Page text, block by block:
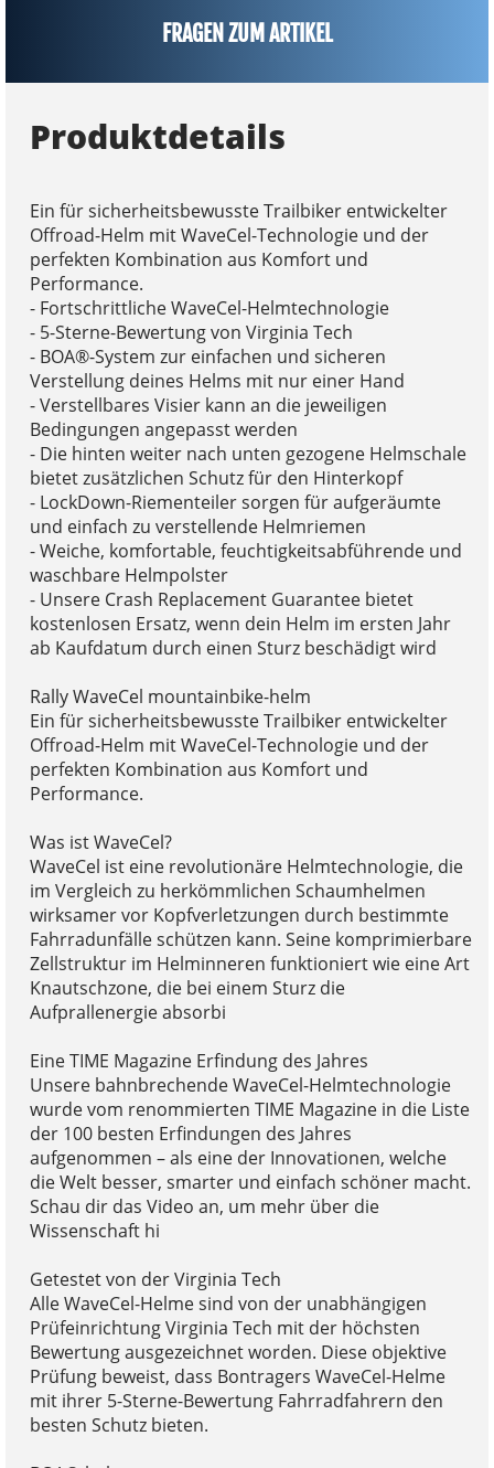
FRAGEN ZUM ARTIKEL
Produktdetails
Ein für sicherheitsbewusste Trailbiker entwickelter
Offroad-Helm mit WaveCel-Technologie und der
perfekten Kombination aus Komfort und
Performance.
- Fortschrittliche WaveCel-Helmtechnologie
- 5-Sterne-Bewertung von Virginia Tech
- BOA®-System zur einfachen und sicheren
Verstellung deines Helms mit nur einer Hand
- Verstellbares Visier kann an die jeweiligen
Bedingungen angepasst werden
- Die hinten weiter nach unten gezogene Helmschale
bietet zusätzlichen Schutz für den Hinterkopf
- LockDown-Riementeiler sorgen für aufgeräumte
und einfach zu verstellende Helmriemen
- Weiche, komfortable, feuchtigkeitsabführende und
waschbare Helmpolster
- Unsere Crash Replacement Guarantee bietet
kostenlosen Ersatz, wenn dein Helm im ersten Jahr
ab Kaufdatum durch einen Sturz beschädigt wird
Rally WaveCel mountainbike-helm
Ein für sicherheitsbewusste Trailbiker entwickelter
Offroad-Helm mit WaveCel-Technologie und der
perfekten Kombination aus Komfort und
Performance.
Was ist WaveCel?
WaveCel ist eine revolutionäre Helmtechnologie, die
im Vergleich zu herkömmlichen Schaumhelmen
wirksamer vor Kopfverletzungen durch bestimmte
Fahrradunfälle schützen kann. Seine komprimierbare
Zellstruktur im Helminneren funktioniert wie eine Art
Knautschzone, die bei einem Sturz die
Aufprallenergie absorbi
Eine TIME Magazine Erfindung des Jahres
Unsere bahnbrechende WaveCel-Helmtechnologie
wurde vom renommierten TIME Magazine in die Liste
der 100 besten Erfindungen des Jahres
aufgenommen – als eine der Innovationen, welche
die Welt besser, smarter und einfach schöner macht.
Schau dir das Video an, um mehr über die
Wissenschaft hi
Getestet von der Virginia Tech
Alle WaveCel-Helme sind von der unabhängigen
Prüfeinrichtung Virginia Tech mit der höchsten
Bewertung ausgezeichnet worden. Diese objektive
Prüfung beweist, dass Bontragers WaveCel-Helme
mit ihrer 5-Sterne-Bewertung Fahrradfahrern den
besten Schutz bieten.